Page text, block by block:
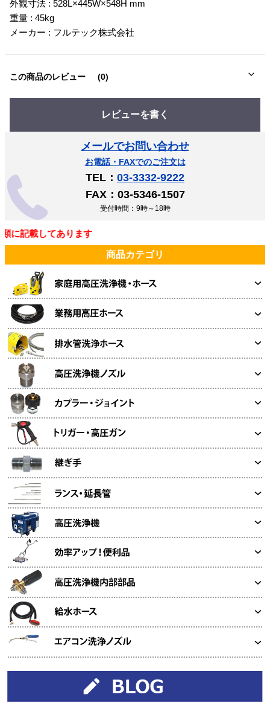
外観寸法 : 528L×445W×548H mm
重量 : 45kg
メーカー : フルテック株式会社
この商品のレビュー (0)
レビューを書く
メールでお問い合わせ
お電話・FAXでのご注文は
TEL： 03-3332-9222
FAX：03-5346-1507
受付時間：9時～18時
記載してあります
商品カテゴリ